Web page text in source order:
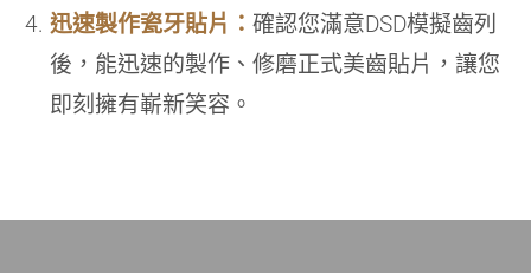
迅速製作瓷牙貼片：確認您滿意DSD模擬齒列
後，能迅速的製作、修磨正式美齒貼片，讓您
即刻擁有嶄新笑容。